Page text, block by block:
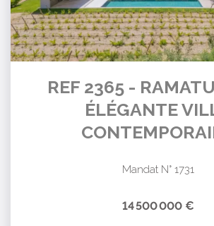
REF 2365 -
ÉLÉGANTE
Mandat N° 1731
14 500 000 €